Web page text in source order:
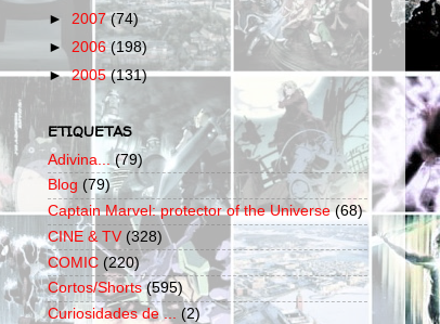
► 2007(74)
► 2006(198)
►2005(131)
ETIQUETAS
Adivina...
(79)
Blog (79)
Captain Marvel: protector of the Universe (68)
CINE & TV (328)
COMIC (220)
Cortos/Shorts (595)
Curiosidades de ... (2)